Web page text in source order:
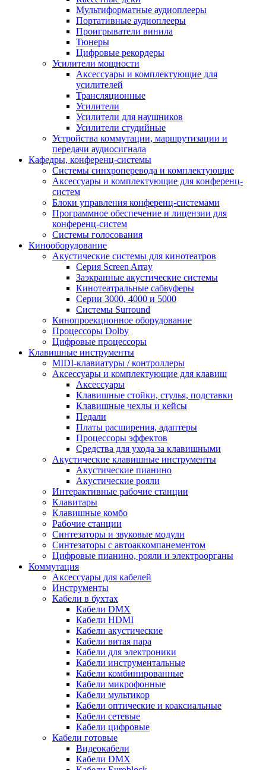
Мультиформатные аудиоплееры
Портативные аудиоплееры
Проигрыватели винила
Тюнеры
Цифровые рекордеры
Усилители мощности
Аксессуары и комплектующие для
усилителей
Трансляционные
Усилители
Усилители для наушников
Усилители студийные
Устройства коммутации, маршрутизации и
передачи аудиосигнала
Кафедры, конференц-системы
Cистемы синхроперевода и комплектующие
Аксессуары и комплектующие для конференц-
систем
Блоки управления конференц-системами
Программное обеспечение и лицензии для
конференц-систем
Системы голосования
Кинооборудование
Акустические системы для кинотеатров
Cерия Screen Array
Заэкранные акустические системы
Кинотеатральные сабвуферы
Серии 3000, 4000 и 5000
Системы Surround
Кинопроекционное оборудование
Процессоры Dolby
Цифровые процессоры
Клавишные инструменты
MIDI-клавиатуры / контроллеры
Аксессуары и комплектующие для клавиш
Аксессуары
Клавишные стойки, стулья, подставки
Клавишные чехлы и кейсы
Педали
Платы расширения, адаптеры
Процессоры эффектов
Средства для ухода за клавишными
Акустические клавишные инструменты
Акустические пианино
Акустические рояли
Интерактивные рабочие станции
Клавитары
Клавишные комбо
Рабочие станции
Синтезаторы и звуковые модули
Синтезаторы с автоаккомпанементом
Цифровые пианино, рояли и электроорганы
Коммутация
Аксессуары для кабелей
Инструменты
Кабели в бухтах
Кабели DMX
Кабели HDMI
Кабели акустические
Кабели витая пара
Кабели для электроники
Кабели инструментальные
Кабели комбинированные
Кабели микрофонные
Кабели мультикор
Кабели оптические и коаксиальные
Кабели сетевые
Кабели цифровые
Кабели готовые
Видеокабели
Кабели DMX